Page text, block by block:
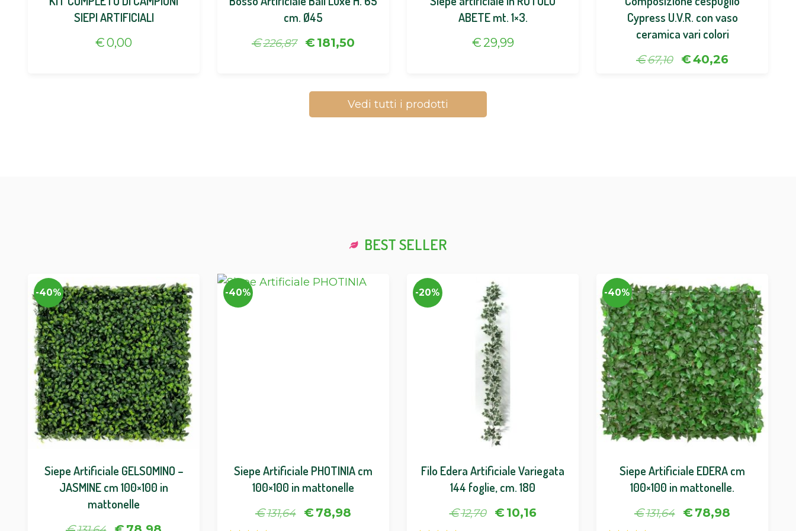
SIEPI ARTIFICIALI
€0,00
cm. Ø45
€226,87 €181,50
ABETE mt. 1×3.
€ 29,99
Cypress U.V.R. con vaso
ceramica vari colori
€67,10 €40,26
Vedi tutti i prodotti
BEST SELLER
-40%
Siepe Artificiale GELSOMINO –
JASMINE cm 100×100 in
mattonelle
-40%
Siepe Artificiale PHOTINIA cm
100×100 in mattonelle
€131,64 €78,98
-20%
Filo Edera Artificiale Variegata
144 foglie, cm. 180
€12,70 €10,16
-40%
Siepe Artificiale EDERA cm
100×100 in mattonelle.
€131,64 €78,98